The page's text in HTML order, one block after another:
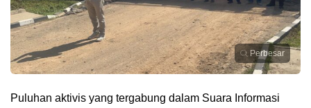
Perbesar
Puluhan aktivis yang tergabung dalam Suara Informasi